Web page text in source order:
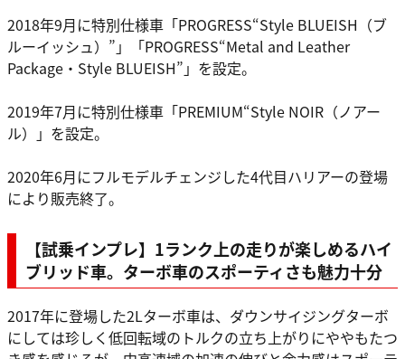
2018年9月に特別仕様車「PROGRESS“Style BLUEISH（ブ
ルーイッシュ）”」「PROGRESS“Metal and Leather
Package・Style BLUEISH”」を設定。
2019年7月に特別仕様車「PREMIUM“Style NOIR（ノアー
ル）」を設定。
2020年6月にフルモデルチェンジした4代目ハリアーの登場
により販売終了。
【試乗インプレ】1ランク上の走りが楽しめるハイ
ブリッド車。ターボ車のスポーティさも魅力十分
2017年に登場した2Lターボ車は、ダウンサイジングターボ
にしては珍しく低回転域のトルクの立ち上がりにややもたつ